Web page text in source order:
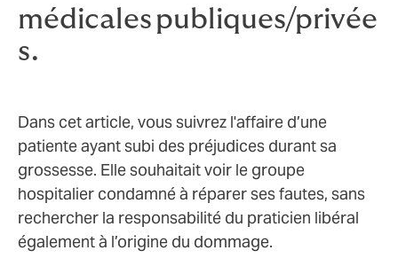
médicales publiques/privée
s.
Dans cet article, vous suivrez l'affaire d’une
patiente ayant subi des préjudices durant sa
grossesse. Elle souhaitait voir le groupe
hospitalier condamné à réparer ses fautes, sans
rechercher la responsabilité du praticien libéral
également à l’origine du dommage.